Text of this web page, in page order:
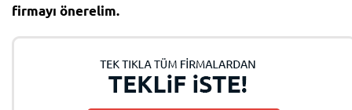
firmayı önerelim.